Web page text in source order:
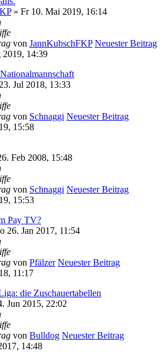
» Fr 10. Mai 2019, 16:14
von JannKubschFKP Neuester Beitrag
14:39
Jul 2018, 13:33
von Schnaggi Neuester Beitrag
15:58
Feb 2008, 15:48
von Schnaggi Neuester Beitrag
15:53
Pay TV?
26. Jan 2017, 11:54
von Pfälzer Neuester Beitrag
11:17
die Zuschauertabellen
Jun 2015, 22:02
von Bulldog Neuester Beitrag
14:48